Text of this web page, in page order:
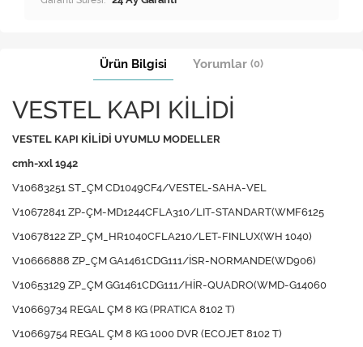
Ürün Bilgisi Yorumlar (0)
VESTEL KAPI KİLİDİ
VESTEL KAPI KİLİDİ UYUMLU MODELLER
cmh-xxl 1942
V10683251 ST_ÇM CD1049CF4/VESTEL-SAHA-VEL
V10672841 ZP-ÇM-MD1244CFLA310/LIT-STANDART(WMF6125
V10678122 ZP_ÇM_HR1040CFLA210/LET-FINLUX(WH 1040)
V10666888 ZP_ÇM GA1461CDG111/İSR-NORMANDE(WD906)
V10653129 ZP_ÇM GG1461CDG111/HİR-QUADRO(WMD-G14060
V10669734 REGAL ÇM 8 KG (PRATICA 8102 T)
V10669754 REGAL ÇM 8 KG 1000 DVR (ECOJET 8102 T)